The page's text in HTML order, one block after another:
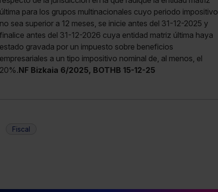
NF Bizkaia 6/2025, BOTHB 15-12-25
Fiscal